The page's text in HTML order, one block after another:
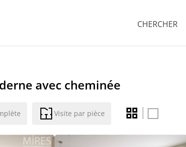
CHERCHER
avec cheminée
Visite par pièce